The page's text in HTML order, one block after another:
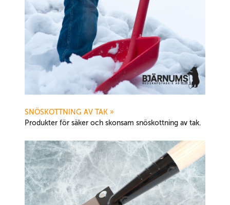
SNÖSKOTTNING AV TAK »
Produkter för säker och skonsam snöskottning av tak.